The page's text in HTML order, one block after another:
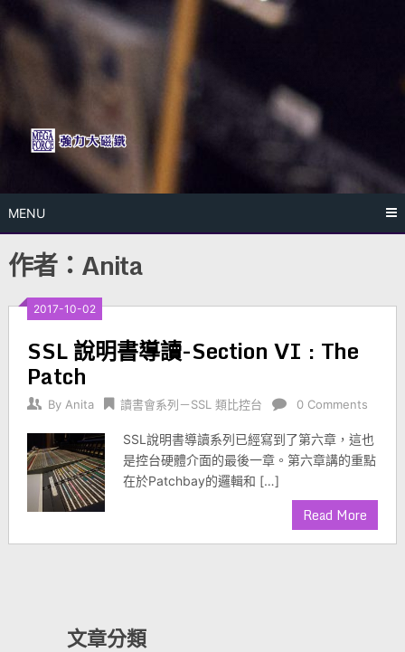
to
MENU
作者： Anita
2017-10-02
SSL 說明書導讀-Section VI : The
Patch
By Anita 讀書會系列－SSL 類比控台 0 Comments
SSL說明書導讀系列已經寫到了第六章，這也
是控台硬體介面的最後一章。第六章講的重點
在於Patchbay的邏輯和 […]
Read More
文章分類